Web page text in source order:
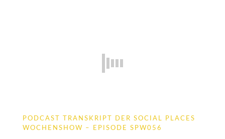
PODCAST TRANSKRIPT DER SOCIAL PLACES
WOCHENSHOW – EPISODE SPW056